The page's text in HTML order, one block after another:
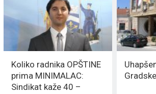
Koliko radnika OPŠTINE
prima MINIMALAC:
Sindikat kaže 40 –